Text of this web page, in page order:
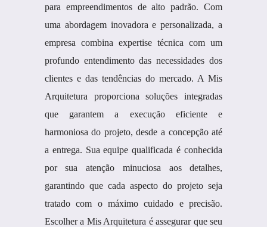
para empreendimentos de alto padrão. Com
uma abordagem inovadora e personalizada, a
empresa combina expertise técnica com um
profundo entendimento das necessidades dos
clientes e das tendências do mercado. A Mis
Arquitetura proporciona soluções integradas
que garantem a execução eficiente e
harmoniosa do projeto, desde a concepção até
a entrega. Sua equipe qualificada é conhecida
por sua atenção minuciosa aos detalhes,
garantindo que cada aspecto do projeto seja
tratado com o máximo cuidado e precisão.
Escolher a Mis Arquitetura é assegurar que seu